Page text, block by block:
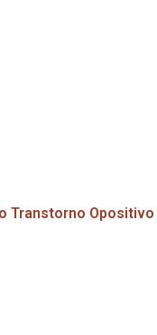
Transtorno Opositivo